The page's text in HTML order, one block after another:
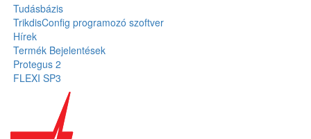
Tudásbázis
TrikdisConfig programozó szoftver
Hírek
Termék Bejelentések
Protegus 2
FLEXI SP3